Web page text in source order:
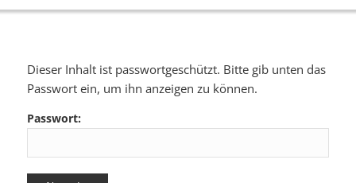
Dieser Inhalt ist passwortgeschützt. Bitte gib unten das
Passwort ein, um ihn anzeigen zu können.
Passwort: